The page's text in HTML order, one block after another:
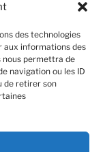
des technologies
aux informations des
nous permettra de
navigation ou les ID
de retirer son